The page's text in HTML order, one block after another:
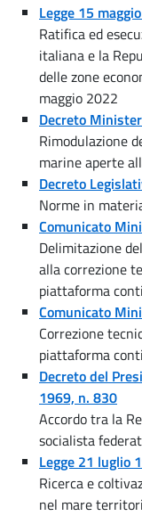
Legge 15
Ratifica ed
italiana e la
delle zone
maggio 2022
Decreto
Rimodulazione
marine aperte
Decreto
Norme in
Comunicato
Delimitazione
alla correzione
piattaforma
Comunicato
Correzione
piattaforma
Decreto del
1969, n. 830
Accordo tra la
socialista
Legge 21 luglio
Ricerca e
nel mare